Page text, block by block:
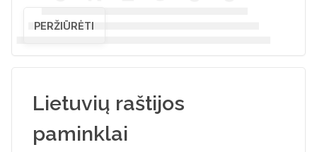
PERŽIŪRĖTI
Lietuvių raštijos
paminklai